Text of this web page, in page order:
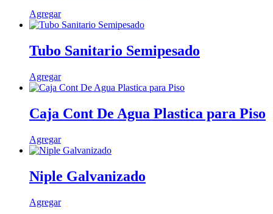
AgregarEste
producto
múltiples
variantes.
opciones
se
elegir
en
página
de
Tubo Sanitario Semipesado
AgregarEste
producto
múltiples
variantes.
opciones
se
elegir
en
página
Caja Cont De Agua Plastica para Piso
Agregar
Niple Galvanizado
AgregarEste